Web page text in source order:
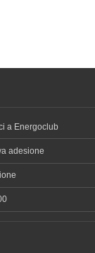
a Energoclub
adesione